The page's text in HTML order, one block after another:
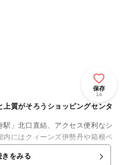
保存
14
上質がそろうショッピングセンタ
駅」北口直結、アクセス便利なシ
内にはクィーンズ伊勢丹や箱根ベ
店舗が多くあり、いつもの暮ら
...
きをみる